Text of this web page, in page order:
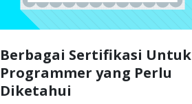
Berbagai Sertifikasi Untuk
Programmer yang Perlu
Diketahui